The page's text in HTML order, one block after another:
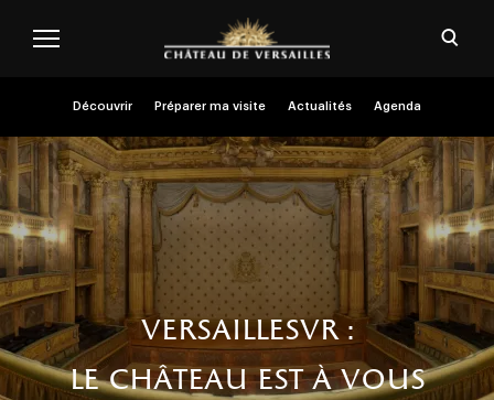
Découvrir Préparer ma visite Actualités Agenda
versaillesvr :
le château est à vous